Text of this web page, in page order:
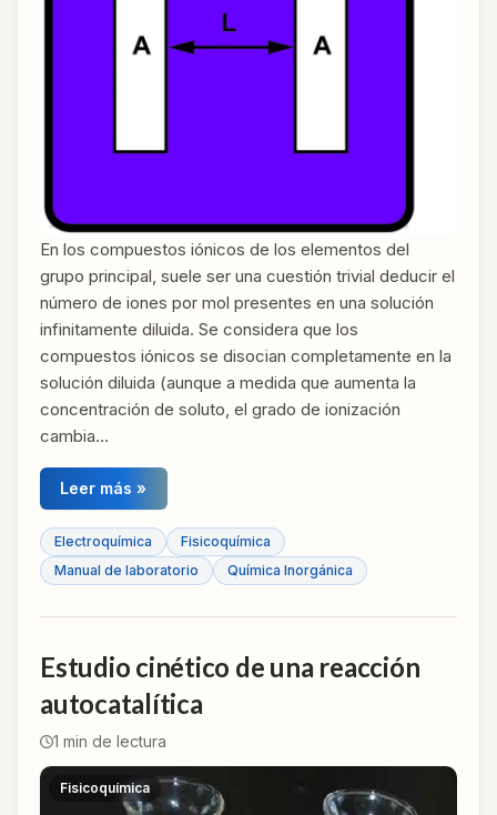
En los compuestos iónicos de los elementos del
grupo principal, suele ser una cuestión trivial deducir el
número de iones por mol presentes en una solución
infinitamente diluida. Se considera que los
compuestos iónicos se disocian completamente en la
solución diluida (aunque a medida que aumenta la
concentración de soluto, el grado de ionización
cambia…
Leer más »
Electroquímica
Fisicoquímica
Manual de laboratorio
Química Inorgánica
Estudio cinético de una reacción
autocatalítica
1 min de lectura
Fisicoquímica